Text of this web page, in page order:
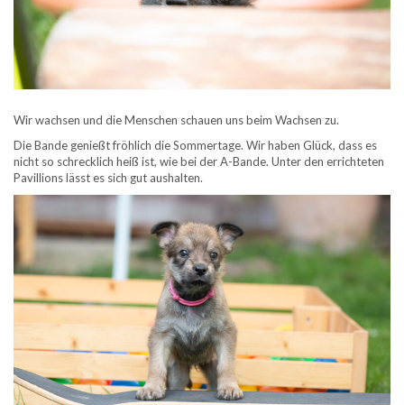
Wir wachsen und die Menschen schauen uns beim Wachsen zu.
Die Bande genießt fröhlich die Sommertage. Wir haben Glück, dass es
nicht so schrecklich heiß ist, wie bei der A-Bande. Unter den errichteten
Pavillions lässt es sich gut aushalten.